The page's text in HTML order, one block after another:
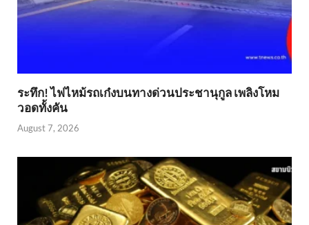
ระทึก! ไฟไหม้รถเก๋งบนทางด่วนประชานุกูล เพลิงโหม
วอดทั้งคัน
August 7, 2026